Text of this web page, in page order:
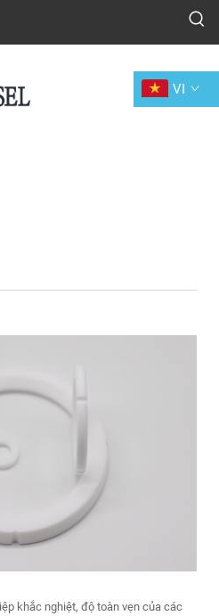
VI
khắc nghiệt, độ toàn vẹn của các